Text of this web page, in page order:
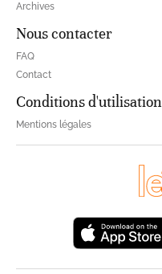
Archives
Nous contacter
FAQ
Contact
Conditions d'utilisation
Mentions légales